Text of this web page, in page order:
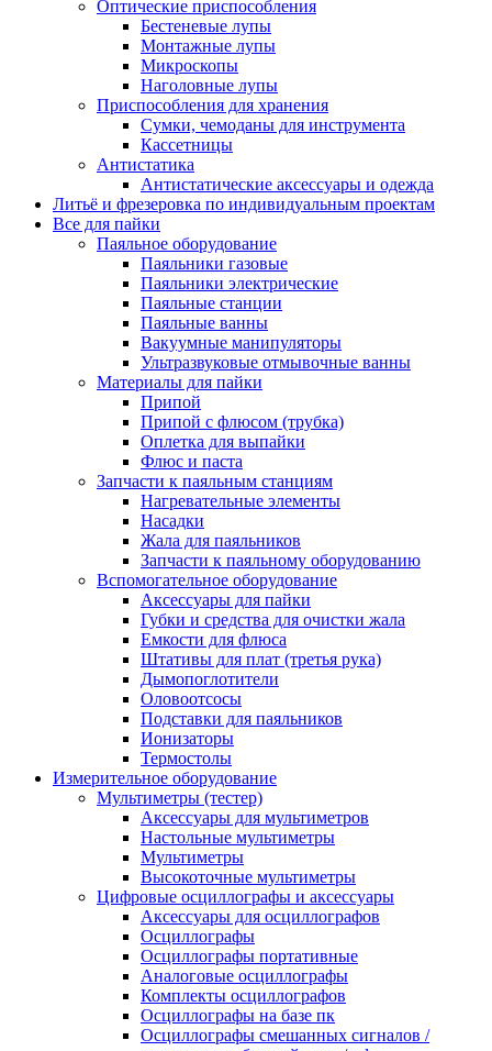
Оптические приспособления
Бестеневые лупы
Монтажные лупы
Микроскопы
Наголовные лупы
Приспособления для хранения
Сумки, чемоданы для инструмента
Кассетницы
Антистатика
Антистатические аксессуары и одежда
Литьё и фрезеровка по индивидуальным проектам
Все для пайки
Паяльное оборудование
Паяльники газовые
Паяльники электрические
Паяльные станции
Паяльные ванны
Вакуумные манипуляторы
Ультразвуковые отмывочные ванны
Материалы для пайки
Припой
Припой с флюсом (трубка)
Оплетка для выпайки
Флюс и паста
Запчасти к паяльным станциям
Нагревательные элементы
Насадки
Жала для паяльников
Запчасти к паяльному оборудованию
Вспомогательное оборудование
Аксессуары для пайки
Губки и средства для очистки жала
Емкости для флюса
Штативы для плат (третья рука)
Дымопоглотители
Оловоотсосы
Подставки для паяльников
Ионизаторы
Термостолы
Измерительное оборудование
Мультиметры (тестер)
Аксессуары для мультиметров
Настольные мультиметры
Мультиметры
Высокоточные мультиметры
Цифровые осциллографы и аксессуары
Аксессуары для осциллографов
Осциллографы
Осциллографы портативные
Аналоговые осциллографы
Комплекты осциллографов
Осциллографы на базе пк
Осциллографы смешанных сигналов /